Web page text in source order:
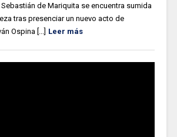
de Mariquita se encuentra sumida
tras presenciar un nuevo acto de
Ospina [...] Leer más